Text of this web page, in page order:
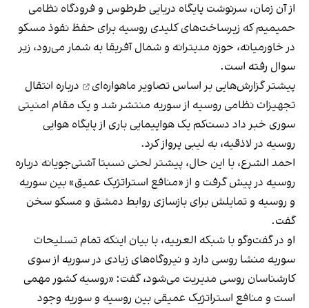
از آن زمان، سرنوشت پایگاه دریایی طرطوس و فرودگاه نظامی
حمیمیم که زیرساخت‌های کلیدی روسیه برای حفظ نفوذ مسکو
در خاورمیانه، حوزه مدیترانه و شمال آفریقا به شمار می‌رود، زیر
سوال رفته است.
پیشتر گزارش‌هایی بر اساس تصاویر ماهواره‌ای
درباره انتقال
تجهیزات نظامی روسیه از سوریه منتشر شد و یک مقام امنیتی
سوری خبر داد دست‌کم یک هواپیمایی باری از پایگاه هوایی
روسیه در لاذقیه، به لیبی پرواز کرد.
احمد الشرع، با این حال، پیشتر لحنی نسبتا آشتی‌جویانه درباره
روسیه در پیش گرفت و از «منافع استراتژیک عمیق» بین سوریه
و روسیه و تمایلش برای بازسازی روابط دمشق و مسکو سخن
گفت.
او در گفت‌وگو با شبکه العربیه، با بیان اینکه تمام تسلیحات
سوریه منشا روسی دارد و نیروگاه‌های زیادی در سوریه از سوی
کارشناسان روسی مدیریت می‌شود، گفت: «روسیه کشور مهمی
است و منافع استراتژیک عمیقی بین روسیه و سوریه وجود